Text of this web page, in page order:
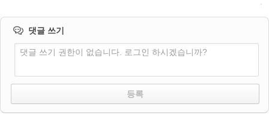
댓글 쓰기
댓글 쓰기 권한이 없습니다. 로그인 하시겠습니까?